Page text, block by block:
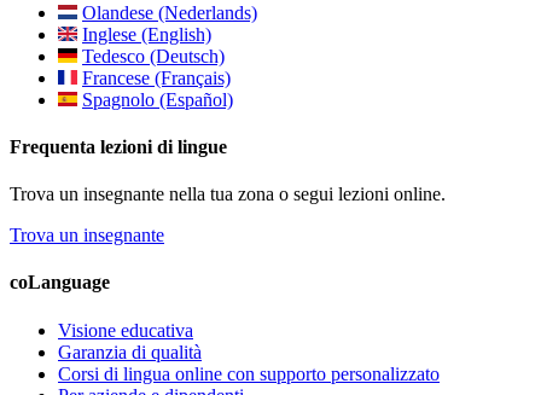
Olandese (Nederlands)
Inglese (English)
Tedesco (Deutsch)
Francese (Français)
Spagnolo (Español)
Frequenta lezioni di lingue
Trova un insegnante nella tua zona o segui lezioni online.
Trova un insegnante
coLanguage
Visione educativa
Garanzia di qualità
Corsi di lingua online con supporto personalizzato